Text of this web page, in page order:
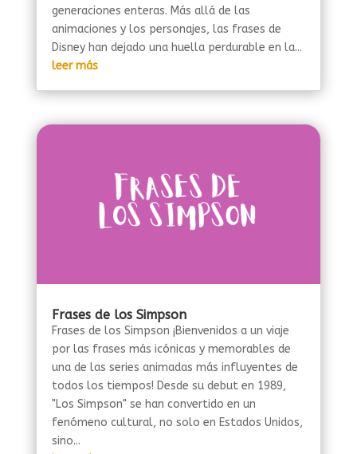
generaciones enteras. Más allá de las
animaciones y los personajes, las frases de
Disney han dejado una huella perdurable en la...
leer más
Frases de los Simpson
Frases de los Simpson ¡Bienvenidos a un viaje
por las frases más icónicas y memorables de
una de las series animadas más influyentes de
todos los tiempos! Desde su debut en 1989,
"Los Simpson" se han convertido en un
fenómeno cultural, no solo en Estados Unidos,
sino...